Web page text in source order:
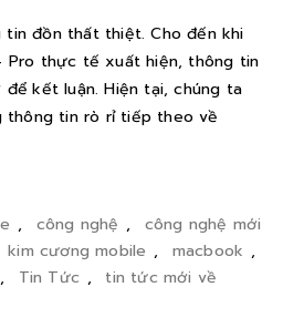
tin đồn thất thiệt. Cho đến khi
Pro thực tế xuất hiện, thông tin
kết luận. Hiện tại, chúng ta
thông tin rò rỉ tiếp theo về
, công nghệ ,
công nghệ mới
kim cương mobile , macbook ,
, Tin Tức ,
tin tức mới về